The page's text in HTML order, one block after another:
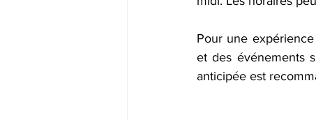
Pour une
et des événements
anticipée est